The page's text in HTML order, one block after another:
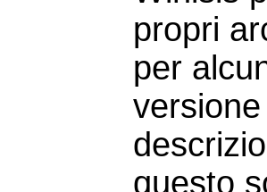
propri
per
questo